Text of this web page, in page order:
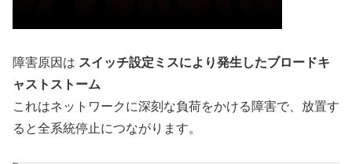
障害原因は スイッチ設定ミスにより発生したブロードキ
ャストストーム
これはネットワークに深刻な負荷をかける障害で、放置す
ると全系統停止につながります。